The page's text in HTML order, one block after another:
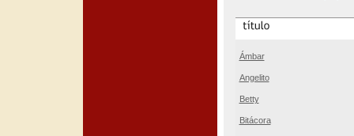
Ámbar
Angelito
Betty
Bitácora